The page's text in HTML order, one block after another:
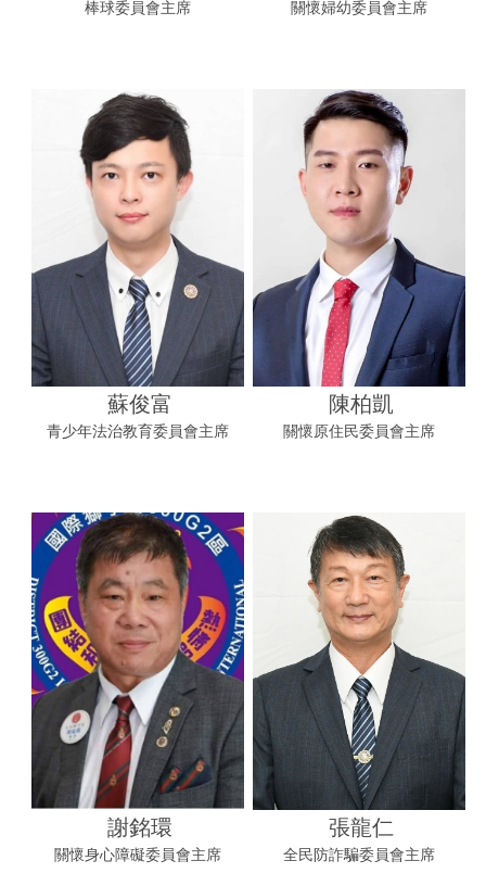
棒球委員會主席 關懷婦幼委員會主席
蘇俊富
青少年法治教育委員會主席
陳柏凱
關懷原住民委員會主席
謝銘環
關懷身心障礙委員會主席
張龍仁
全民防詐騙委員會主席